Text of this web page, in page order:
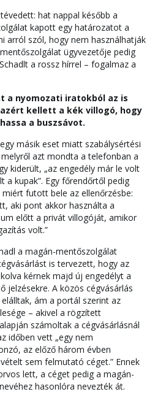
hat nappal később a
kapott egy határozatot a
arról szól, hogy nem használhatják
ügyvezetője pedig
a rossz hírrel – fogalmaz a
a nyomozati iratokból az is
kellett a kék villogó, hogy
a buszsávot.
másik eset miatt szabálysértési
azt mondta a telefonban a
kiderült, „az engedély már le volt
a kupak”. Egy főrendőrtől pedig
futott bele az ellenőrzésbe:
aki pont akkor használta a
előtt a privát villogóját, amikor
volt.”
a magán-mentőszolgálat
is tervezett, hogy az
kérnek majd új engedélyt a
jelzésekre. A közös cégvásárlás
ám a portál szerint az
– akivel a rögzített
számoltak a cégvásárlásnál
időben vett „egy nem
az előző három évben
sem felmutató céget.” Ennek
lett, a céget pedig a magán-
hasonlóra nevezték át.